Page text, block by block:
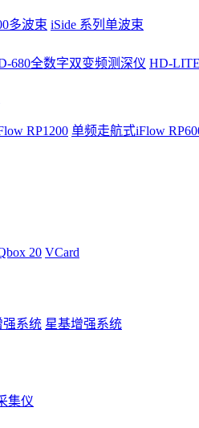
多波束 iSide 系列单波束
680全数字双变频测深仪 HD-LITE
RP1200 单频走航式iFlow
20 VCard
强系统 星基增强系统
集仪